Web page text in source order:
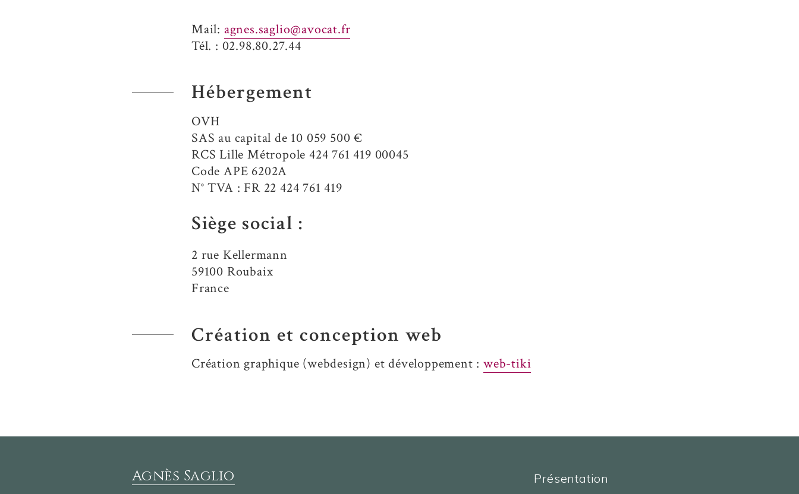
Mail: agnes.saglio@avocat.fr
Tél. : 02.98.80.27.44
Hébergement
OVH
SAS au capital de 10 059 500 €
RCS Lille Métropole 424 761 419 00045
Code APE 6202A
N° TVA : FR 22 424 761 419
Siège social :
2 rue Kellermann
59100 Roubaix
France
Création et conception web
Création graphique (webdesign) et développement : web-tiki
Agnès Saglio
Présentation